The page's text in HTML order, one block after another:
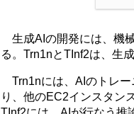
生成AIの開発には、機
る。Trn1nとTInf2は、生
Trn1nには、AIのトレー
り、他のEC2インスタン